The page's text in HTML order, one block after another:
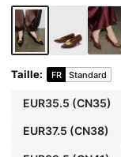
Taille: FR Standard
EUR35.5 (CN35)
EUR37.5 (CN38)